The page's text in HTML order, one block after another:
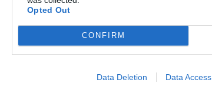
Opted Out
CONFIRM
Data Deletion Data Access
Confienza (22)
Copiano (21)
Costa de' Nobili (3)